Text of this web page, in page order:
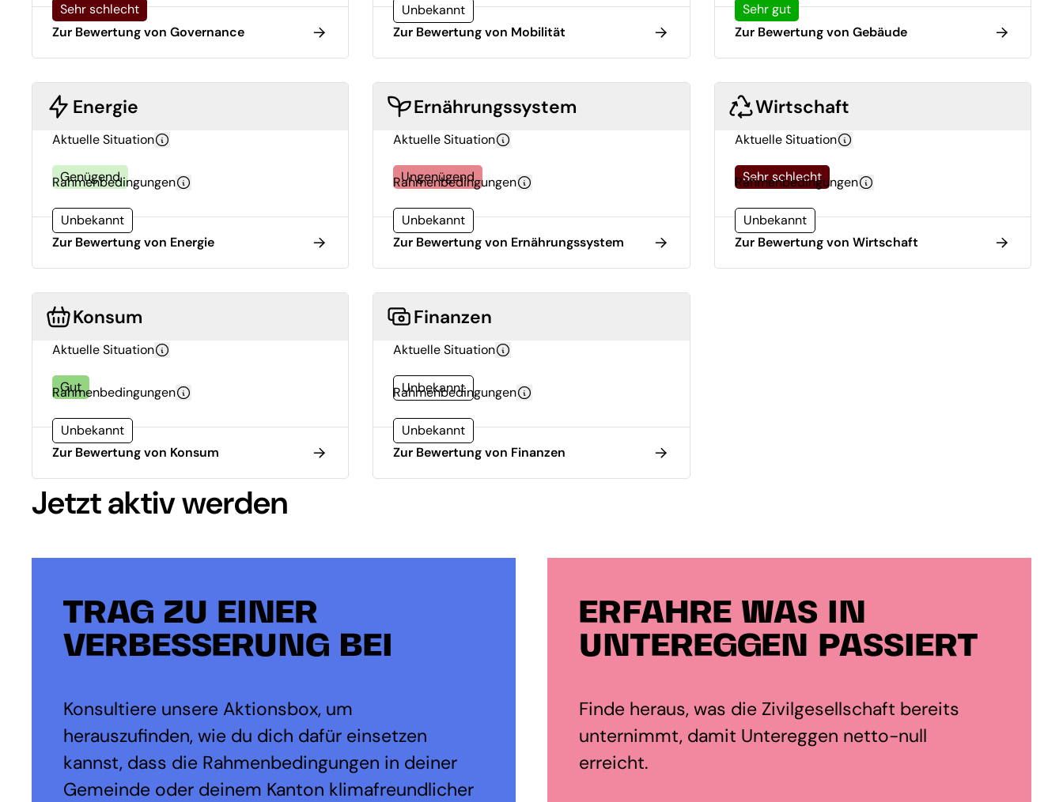
Sehr schlecht
Zur Bewertung von Governance
Unbekannt
Zur Bewertung von Mobilität
Sehr gut
Zur Bewertung von Gebäude
Energie
Aktuelle Situation
Genügend
Rahmenbedingungen
Unbekannt
Zur Bewertung von Energie
Ernährungssystem
Aktuelle Situation
Ungenügend
Rahmenbedingungen
Unbekannt
Zur Bewertung von Ernährungssystem
Wirtschaft
Aktuelle Situation
Sehr schlecht
Rahmenbedingungen
Unbekannt
Zur Bewertung von Wirtschaft
Konsum
Aktuelle Situation
Gut
Rahmenbedingungen
Unbekannt
Zur Bewertung von Konsum
Finanzen
Aktuelle Situation
Unbekannt
Rahmenbedingungen
Unbekannt
Zur Bewertung von Finanzen
Jetzt aktiv werden
TRAG ZU EINER
VERBESSERUNG BEI
Konsultiere unsere Aktionsbox, um
herauszufinden, wie du dich dafür einsetzen
kannst, dass die Rahmenbedingungen in deiner
Gemeinde oder deinem Kanton klimafreundlicher
ERFAHRE WAS IN
UNTEREGGEN PASSIERT
Finde heraus, was die Zivilgesellschaft bereits
unternimmt, damit Untereggen netto-null
erreicht.